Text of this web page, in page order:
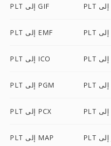
PLT إلى GIF
PLT إلى EMF
PLT إلى ICO
PLT إلى PGM
PLT إلى PCX
PLT إلى MAP